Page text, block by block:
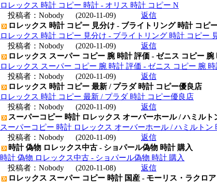
ロレックス 時計 コピー 時計 - オリス 時計 コピー N
投稿者： Nobody (2020-11-09)
返信
ロレックス 時計 コピー 見分け - ブライトリング 時計 コピ
ロレックス 時計 コピー 見分け - ブライトリング 時計 コピー
投稿者： Nobody (2020-11-09)
返信
ロレックス スーパー コピー 腕 時計 評価 - ゼニス コピー 腕
ロレックス スーパー コピー 腕 時計 評価 - ゼニス コピー 腕
投稿者： Nobody (2020-11-09)
返信
ロレックス 時計 コピー 最新 / プラダ 時計 コピー優良店
ロレックス 時計 コピー 最新 / プラダ 時計 コピー優良店
投稿者： Nobody (2020-11-09)
返信
スーパーコピー 時計 ロレックス オーバーホール / ハミル
スーパーコピー 時計 ロレックス オーバーホール / ハミルトン
投稿者： Nobody (2020-11-09)
返信
時計 偽物 ロレックス中古 - ショパール偽物 時計 購入
時計 偽物 ロレックス中古 - ショパール偽物 時計 購入
投稿者： Nobody (2020-11-08)
返信
ロレックス スーパー コピー 時計 国産 - モーリス・ラクロ